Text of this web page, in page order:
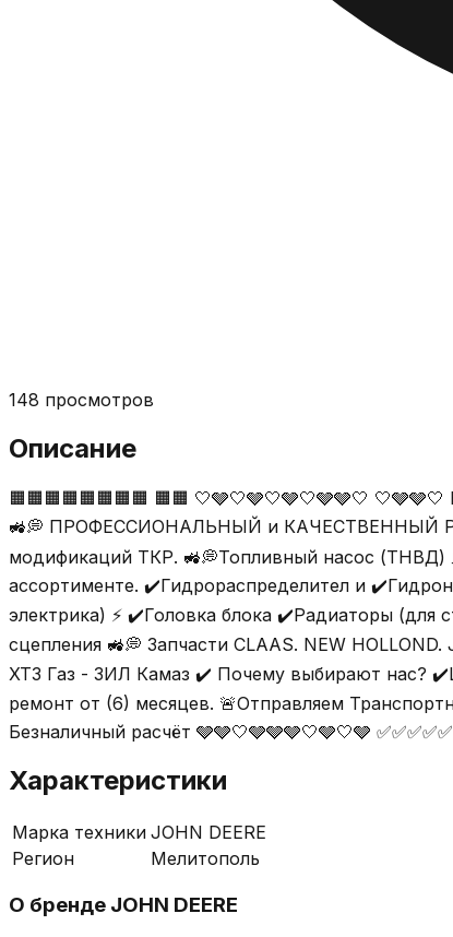
148 просмотров
Описание
🟧🟧🟧🟧🟧🟧🟧🟧 🟧🟧 🤍🩶🤍🩶🤍🩶🤍🩶🩶🤍
🚜💭 ПРОФЕССИОНАЛЬНЫЙ и КАЧЕСТВЕННЫЙ
модификаций ТКР. 🚜💭Топливный насос (ТНВД)
ассортименте. ✔️Гидрораспределител и
электрика) ⚡️ ✔️Головка блока ✔️Радиаторы (для
сцепления 🚜💭 Запчасти CLAAS. NEW
ХТЗ Газ - ЗИЛ Камаз ✔️ Почему выбирают нас?
ремонт от (6) месяцев. 🚨Отправляем
Безналичный расчёт 🩶🩶🤍🩶🩶🩶🤍🩶🤍🩶 ✅✅✅✅✅
Характеристики
Марка техники JOHN DEERE
Регион
Мелитополь
О бренде JOHN DEERE